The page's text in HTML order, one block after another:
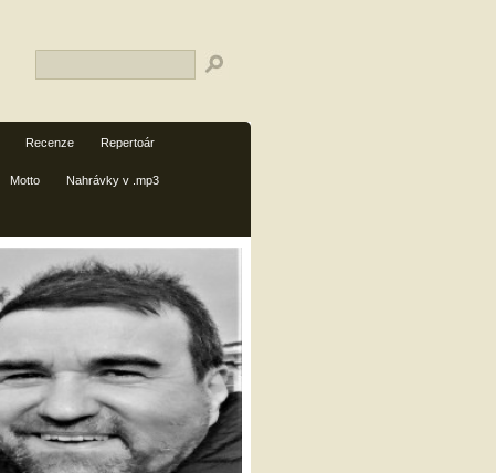
Recenze Repertoár
Motto Nahrávky v .mp3